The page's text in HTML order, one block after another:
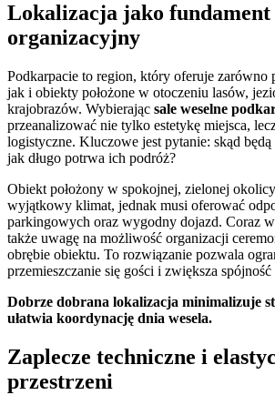
Lokalizacja jako fundament
organizacyjny
Podkarpacie to region, który oferuje zarówno
jak i obiekty położone w otoczeniu lasów,
krajobrazów. Wybierając sale weselne
przeanalizować nie tylko estetykę miejsca,
logistyczne. Kluczowe jest pytanie: skąd
jak długo potrwa ich podróż?
Obiekt położony w spokojnej, zielonej
wyjątkowy klimat, jednak musi oferować
parkingowych oraz wygodny dojazd. Coraz
także uwagę na możliwość organizacji
obrębie obiektu. To rozwiązanie pozwala
przemieszczanie się gości i zwiększa spójność
Dobrze dobrana lokalizacja minimalizuje
ułatwia koordynację dnia wesela.
Zaplecze techniczne i
przestrzeni